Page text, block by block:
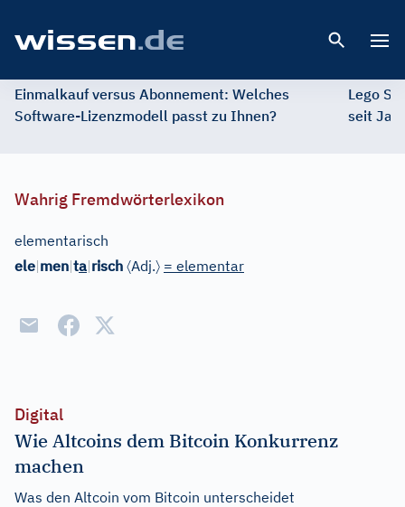
Einmalkauf versus Abonnement: Welches
Software-Lizenzmodell passt zu Ihnen?
Lego
seit
Wahrig Fremdwörterlexikon
elementarisch
ele|men|ta|risch 〈Adj.〉 = elementar
Digital
Wie Altcoins dem Bitcoin Konkurrenz
machen
Was den Altcoin vom Bitcoin unterscheidet